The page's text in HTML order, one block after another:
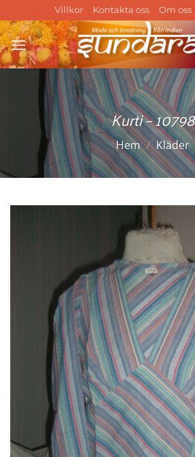
to
content
Villkor Kontakta oss Om oss
Kurti – 10798
Hem / Kläder